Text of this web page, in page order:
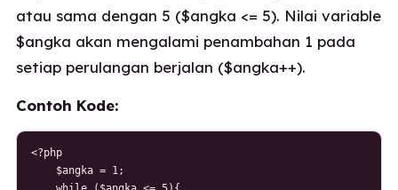
atau sama dengan 5 ($angka <= 5). Nilai variable
$angka akan mengalami penambahan 1 pada
setiap perulangan berjalan ($angka++).
Contoh Kode:
<?php
    $angka = 1;